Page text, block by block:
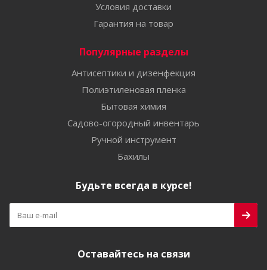
Условия доставки
Гарантия на товар
Популярные разделы
Антисептики и дизенфекция
Полиэтиленовая пленка
Бытовая химия
Садово-огородный инвентарь
Ручной инструмент
Бахилы
Будьте всегда в курсе!
Оставайтесь на связи